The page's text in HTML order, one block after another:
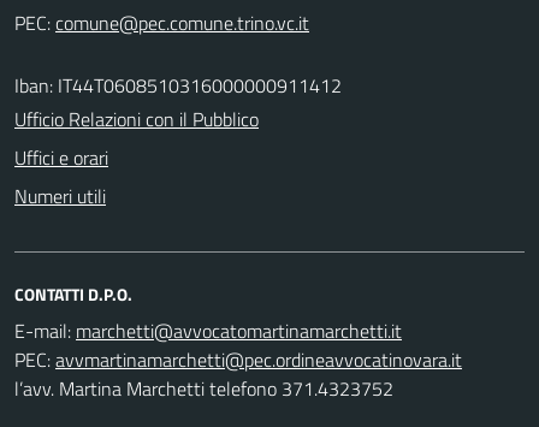
PEC:
Iban: IT44T0608510316000000911412
Ufficio Relazioni con il Pubblico
Uffici e orari
Numeri utili
CONTATTI D.P.O.
E-mail:
PEC:
l’avv. Martina Marchetti telefono 371.4323752